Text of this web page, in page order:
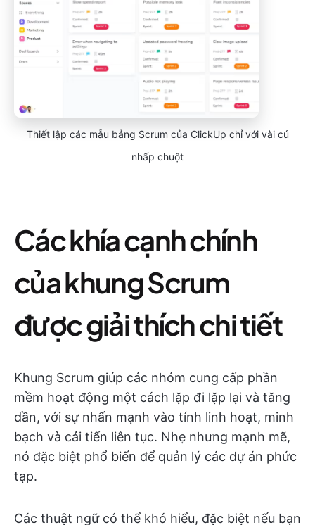
Thiết lập các mẫu bảng Scrum của ClickUp chỉ với vài cú
nhấp chuột
Các khía cạnh chính
của khung Scrum
được giải thích chi tiết
Khung Scrum giúp các nhóm cung cấp phần
mềm hoạt động một cách lặp đi lặp lại và tăng
dần, với sự nhấn mạnh vào tính linh hoạt, minh
bạch và cải tiến liên tục. Nhẹ nhưng mạnh mẽ,
nó đặc biệt phổ biến để quản lý các dự án phức
tạp.
Các thuật ngữ có thể khó hiểu, đặc biệt nếu bạn